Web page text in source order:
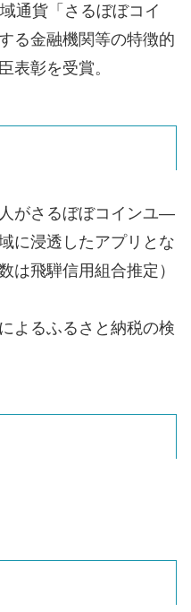
通貨「さるぼぼコイ
る金融機関等の特徴的
表彰を受賞。
がさるぼぼコインユ―
に浸透したアプリとな
は飛騨信用組合推定）
よるふるさと納税の検